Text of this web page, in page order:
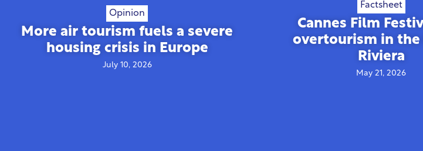
Opinion
More air tourism fuels a severe
housing crisis in Europe
July 10, 2026
Factsheet
Cannes Film
overtourism in the
Riviera
May 21, 2026